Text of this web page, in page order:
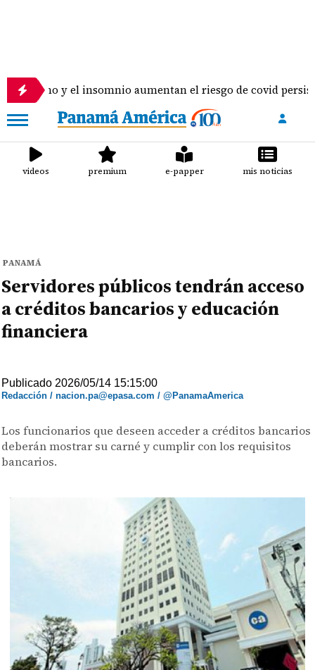
y el insomnio aumentan el riesgo de covid persistente,
videos premium e-papper mis noticias
PANAMÁ
Servidores públicos tendrán acceso
a créditos bancarios y educación
financiera
Publicado 2026/05/14 15:15:00
Redacción / nacion.pa@epasa.com / @PanamaAmerica
Los funcionarios que deseen acceder a créditos bancarios
deberán mostrar su carné y cumplir con los requisitos
bancarios.